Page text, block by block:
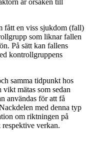
fått en viss sjukdom (fall)
som liknar fallen
På sätt kan fallens
kontrollgruppens
samma tidpunkt hos
mätas som sedan
användas för att få
med denna typ
om riktningen på
respektive verkan.